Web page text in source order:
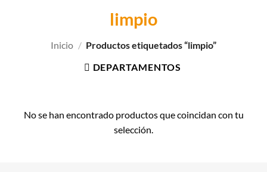
limpio
Inicio / Productos etiquetados “limpio”
DEPARTAMENTOS
No se han encontrado productos que coincidan con tu
selección.